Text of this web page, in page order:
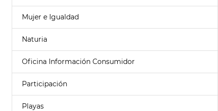
Mujer e Igualdad
Naturia
Oficina Información Consumidor
Participación
Playas